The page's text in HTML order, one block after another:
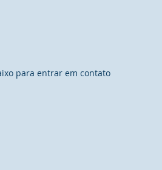
para entrar em contato